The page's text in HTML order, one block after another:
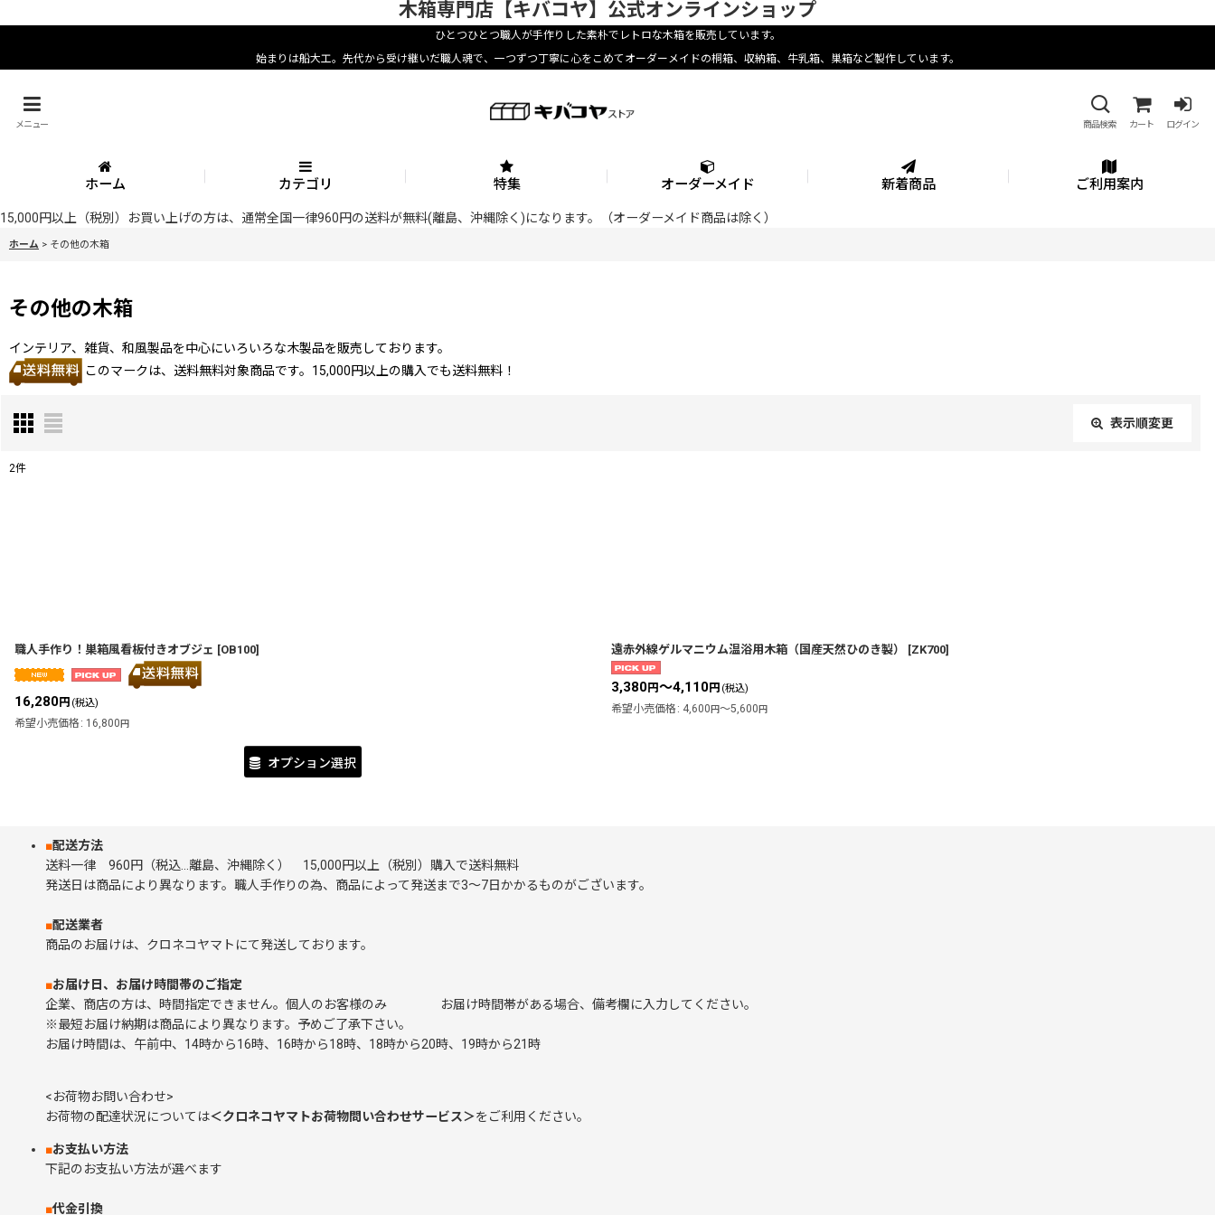
木箱専門店【キバコヤ】公式オンラインショップ
ひとつひとつ職人が手作りした素朴でレトロな木箱を販売しています。
始まりは船大工。先代から受け継いだ職人魂で、一つずつ丁寧に心をこめてオーダーメイドの桐箱、収納箱、牛乳箱、巣箱など製作しています。
メニュー 商品検索 カート ログイン
ホーム カテゴリ 特集 オーダーメイド 新着商品 ご利用案内
15,000円以上（税別）お買い上げの方は、通常全国一律960円の送料が無料(離島、沖縄除く)になります。（オーダーメイド商品は除く）
ホーム > その他の木箱
その他の木箱
インテリア、雑貨、和風製品を中心にいろいろな木製品を販売しております。
このマークは、送料無料対象商品です。15,000円以上の購入でも送料無料！
表示順変更
絞り込む
2件
職人手作り！巣箱風看板付きオブジェ [OB100]
16,280円 (税込)
希望小売価格 : 16,800円
オプション選択
遠赤外線ゲルマニウム温浴用木箱（国産天然ひのき製） [ZK700]
3,380円～4,110円 (税込)
希望小売価格 : 4,600円～5,600円
■配送方法
送料一律 960円（税込…離島、沖縄除く） 15,000円以上（税別）購入で送料無料
発送日は商品により異なります。職人手作りの為、商品によって発送まで3～7日かかるものがございます。
■配送業者
商品のお届けは、クロネコヤマトにて発送しております。
■お届け日、お届け時間帯のご指定
企業、商店の方は、時間指定できません。個人のお客様のみ お届け時間帯がある場合、備考欄に入力してください。
※最短お届け納期は商品により異なります。予めご了承下さい。
お届け時間は、午前中、14時から16時、16時から18時、18時から20時、19時から21時
<お荷物お問い合わせ>
お荷物の配達状況については＜クロネコヤマトお荷物問い合わせサービス＞をご利用ください。
■お支払い方法
下記のお支払い方法が選べます
■代金引換